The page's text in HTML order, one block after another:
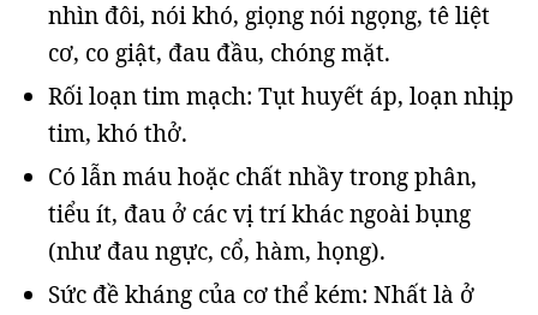
nhìn đôi, nói khó, giọng nói ngọng, tê liệt
cơ, co giật, đau đầu, chóng mặt.
Rối loạn tim mạch: Tụt huyết áp, loạn nhịp
tim, khó thở.
Có lẫn máu hoặc chất nhầy trong phân,
tiểu ít, đau ở các vị trí khác ngoài bụng
(như đau ngực, cổ, hàm, họng).
Sức đề kháng của cơ thể kém: Nhất là ở